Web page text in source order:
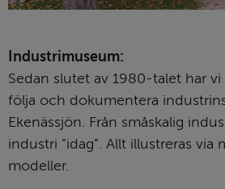
Industrimuseum:
Sedan slutet av 1980-talet har
följa och dokumentera
Ekenässjön. Från småskalig
industri ”idag”. Allt illustreras via
modeller.